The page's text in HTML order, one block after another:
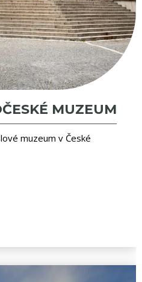
MUZEUM
muzeum v České